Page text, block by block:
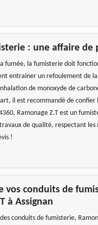
: une affaire de
fumée, la fumisterie doit
entrainer un refoulement de
de monoxyde de
il est recommandé de
Ramonage Z.T est un
de qualité, respectant
!
vos conduits de
à Assignan
conduits de fumisterie,